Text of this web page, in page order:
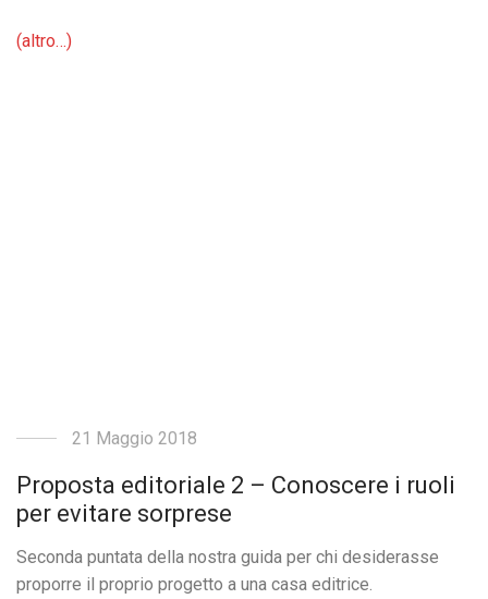
(altro…)
21 Maggio 2018
Proposta editoriale 2 – Conoscere i ruoli
per evitare sorprese
Seconda puntata della nostra guida per chi desiderasse
proporre il proprio progetto a una casa editrice.